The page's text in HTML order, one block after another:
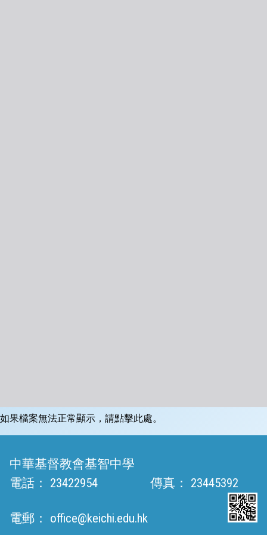
如果檔案無法正常顯示，請點擊此處。
中華基督教會基智中學
電話：
23422954 傳真： 23445392
電郵： office@keichi.edu.hk